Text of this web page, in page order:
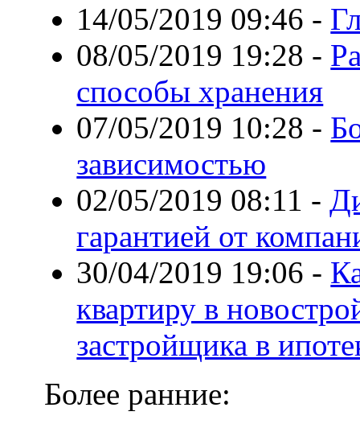
14/05/2019 09:46 -
08/05/2019 19:28 -
способы хранения
07/05/2019 10:28 -
зависимостью
02/05/2019 08:11 -
гарантией от
30/04/2019 19:06 -
квартиру в
застройщика в
Более ранние: